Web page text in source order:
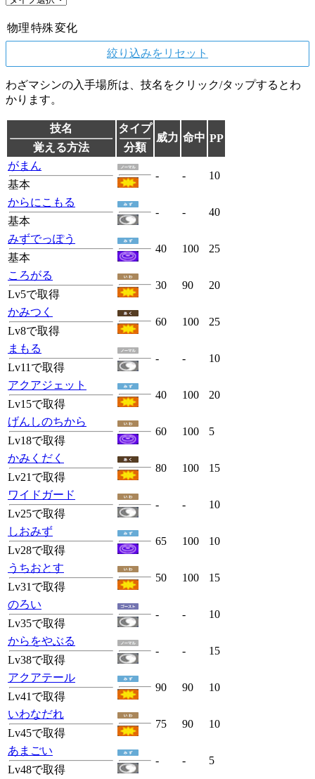
物理特殊変化
絞り込みをリセット
わざマシンの入手場所は、技名をクリック/タップするとわ
かります。
技名
覚える方法
タイプ
分類
威力 命中 PP
がまん
基本
- - 10
からにこもる
基本
- - 40
みずでっぽう
基本
40 100 25
ころがる
Lv5で取得
30 90 20
かみつく
Lv8で取得
60 100 25
まもる
Lv11で取得
- - 10
アクアジェット
Lv15で取得
40 100 20
げんしのちから
Lv18で取得
60 100 5
かみくだく
Lv21で取得
80 100 15
ワイドガード
Lv25で取得
- - 10
しおみず
Lv28で取得
65 100 10
うちおとす
Lv31で取得
50 100 15
のろい
Lv35で取得
- - 10
からをやぶる
Lv38で取得
- - 15
アクアテール
Lv41で取得
90 90 10
いわなだれ
Lv45で取得
75 90 10
あまごい
Lv48で取得
- - 5